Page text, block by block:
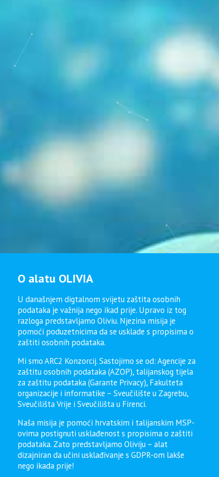
O alatu OLIVIA
U današnjem digtalnom svijetu zaštita osobnih
podataka je važnija nego ikad prije. Upravo iz tog
razloga predstavljamo Oliviu. Njezina misija je
pomoći poduzetnicima da se usklade s propisima o
zaštiti osobnih podataka.
Mi smo ARC2 Konzorcij. Sastojimo se od: Agencije za
zaštitu osobnih podataka (AZOP), talijanskog tijela
za zaštitu podataka (Garante Privacy), Fakulteta
organizacije i informatike – Sveučilište u Zagrebu,
Sveučilišta Vrije i Sveučilišta u Firenci.
Naša misija je pomoći hrvatskim i talijanskim MSP-
ovima postignuti usklađenost s propisima o zaštiti
podataka. Zato predstavljamo Oliviju – alat
dizajniran da učini usklađivanje s GDPR-om lakše
nego ikada prije!